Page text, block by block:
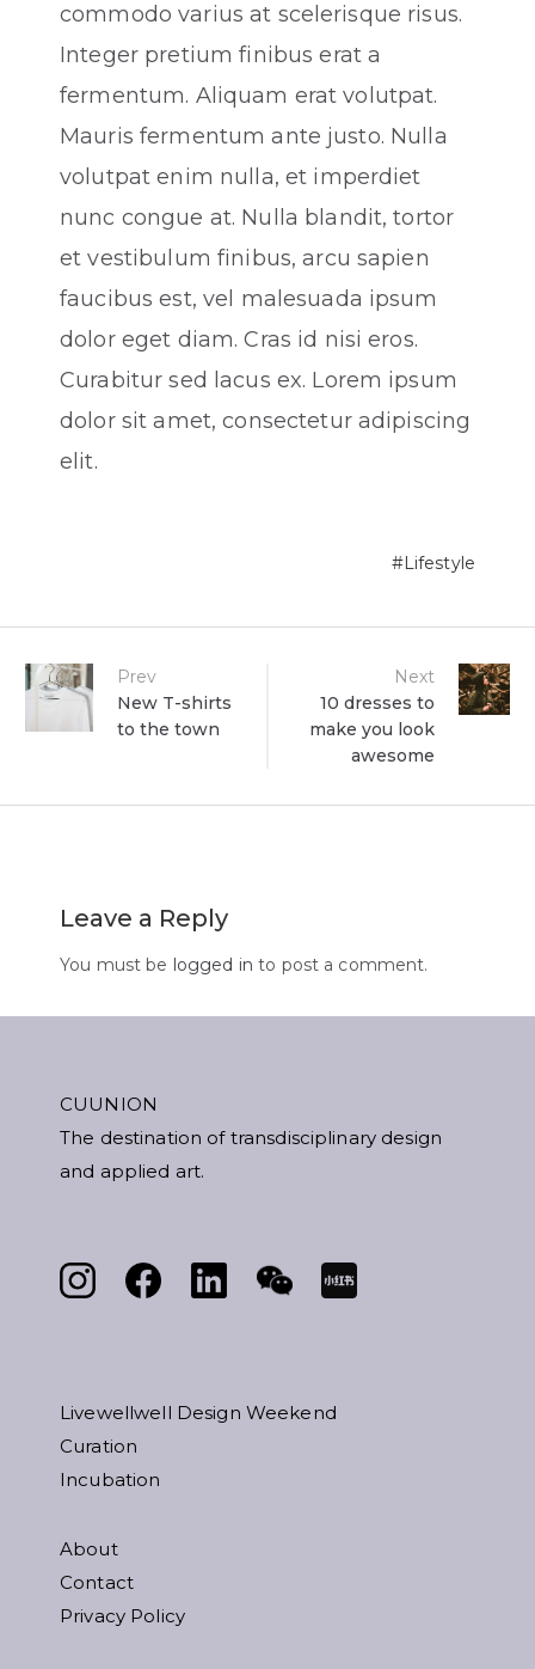
commodo varius at scelerisque risus.
Integer pretium finibus erat a
fermentum. Aliquam erat volutpat.
Mauris fermentum ante justo. Nulla
volutpat enim nulla, et imperdiet
nunc congue at. Nulla blandit, tortor
et vestibulum finibus, arcu sapien
faucibus est, vel malesuada ipsum
dolor eget diam. Cras id nisi eros.
Curabitur sed lacus ex. Lorem ipsum
dolor sit amet, consectetur adipiscing
elit.
Lifestyle
Post
navigation
Prev
New T-shirts
to the town
Next
10 dresses to
make you look
awesome
Leave a Reply
You must be logged in to post a comment.
CUUNION
The destination of transdisciplinary design
and applied art.
Livewellwell Design Weekend
Curation
Incubation
About
Contact
Privacy Policy